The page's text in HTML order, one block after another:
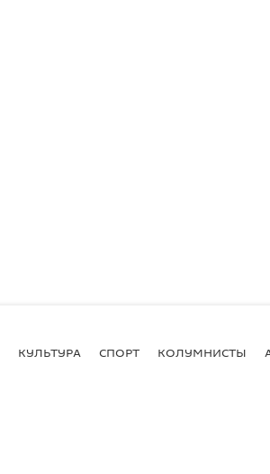
КУЛЬТУРА СПОРТ КОЛУМНИСТЫ